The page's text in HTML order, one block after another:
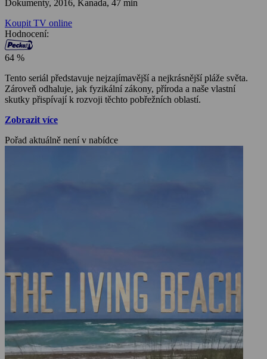
Dokumenty, 2016, Kanada, 47 min
Koupit TV online
Hodnocení:
64 %
Tento seriál představuje nejzajímavější a nejkrásnější pláže světa.
Zároveň odhaluje, jak fyzikální zákony, příroda a naše vlastní
skutky přispívají k rozvoji těchto pobřežních oblastí.
Zobrazit více
Pořad aktuálně není v nabídce